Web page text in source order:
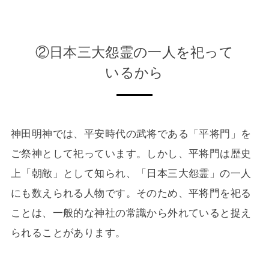
②日本三大怨霊の一人を祀って
いるから
神田明神では、平安時代の武将である「平将門」を
ご祭神として祀っています。しかし、平将門は歴史
上「朝敵」として知られ、「日本三大怨霊」の一人
にも数えられる人物です。そのため、平将門を祀る
ことは、一般的な神社の常識から外れていると捉え
られることがあります。